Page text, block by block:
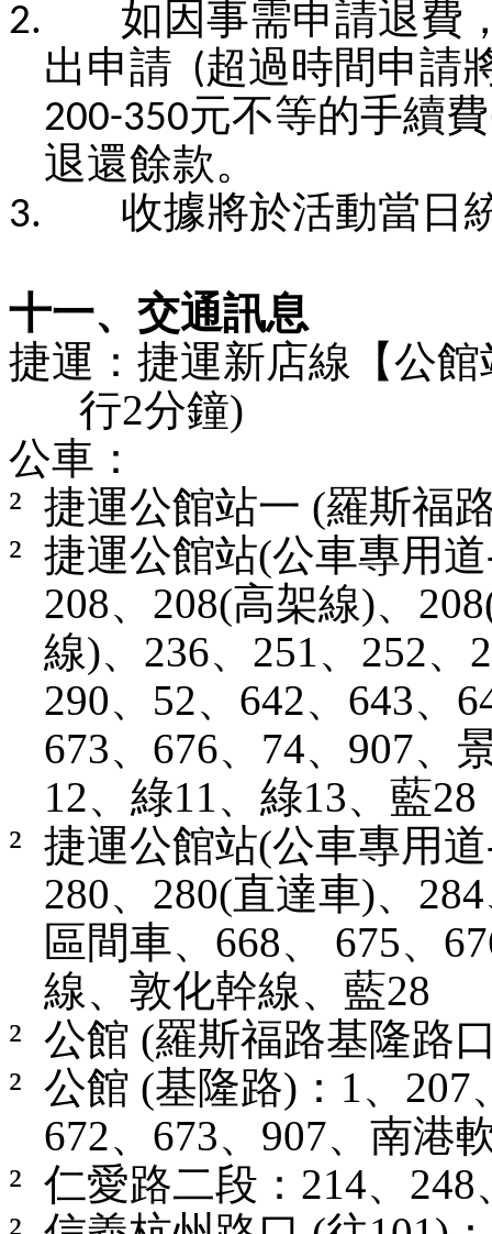
2.
如因事需申請退費
出申請 (超過時間申請
200-350元不等的手續費
退還餘款。
3.
收據將於活動當日
十一、交通訊息
捷運：捷運新店線【公館
行2分鐘)
公車：
² 捷運公館站一 (羅斯福
² 捷運公館站(公車專用道
208、 208(高架線)、
線)、 236、 251、 252、
290、 52、 642、 643、
673、 676、 74、 907、
12、綠11、綠13、藍28
² 捷運公館站(公車專用道
280、 280(直達車)、 284
區間車、 668、 675、
線、敦化幹線、藍28
² 公館 (羅斯福路基隆路
² 公館 (基隆路) ： 1、 207
672、 673、 907、南港
² 仁愛路二段： 214、 248